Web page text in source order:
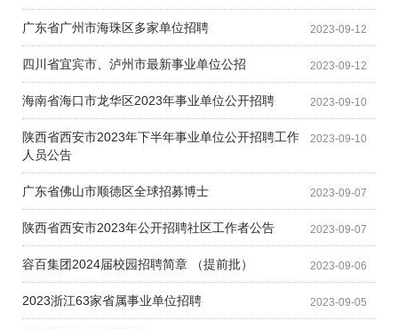
2023-09-12
广东省广州市海珠区多家单位招聘
2023-09-12
四川省宜宾市、泸州市最新事业单位公招
2023-09-10
海南省海口市龙华区2023年事业单位公开招聘
2023-09-10
陕西省西安市2023年下半年事业单位公开招聘工作
人员公告
2023-09-07
广东省佛山市顺德区全球招募博士
2023-09-07
陕西省西安市2023年公开招聘社区工作者公告
2023-09-06
容百集团2024届校园招聘简章 （提前批）
2023-09-05
2023浙江63家省属事业单位招聘